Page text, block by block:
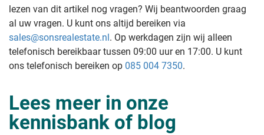
lezen van dit artikel nog vragen? Wij beantwoorden graag
al uw vragen. U kunt ons altijd bereiken via
sales@sonsrealestate.nl. Op werkdagen zijn wij alleen
telefonisch bereikbaar tussen 09:00 uur en 17:00. U kunt
ons telefonisch bereiken op 085 004 7350.
Lees meer in onze
kennisbank of blog